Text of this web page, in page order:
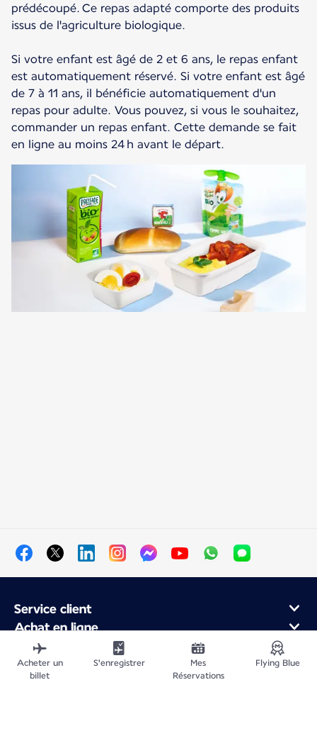
prédécoupé. Ce repas adapté comporte des produits
issus de l'agriculture biologique.
Si votre enfant est âgé de 2 et 6 ans, le repas enfant
est automatiquement réservé. Si votre enfant est âgé
de 7 à 11 ans, il bénéficie automatiquement d'un
repas pour adulte. Vous pouvez, si vous le souhaitez,
commander un repas enfant. Cette demande se fait
en ligne au moins 24 h avant le départ.
Service client
Achat en ligne
Programme de fidélité et partenaires
À propos d'Air France
Application Mobile Air France
Acheter un
billet
S'enregistrer
Mes
Réservations
Flying Blue